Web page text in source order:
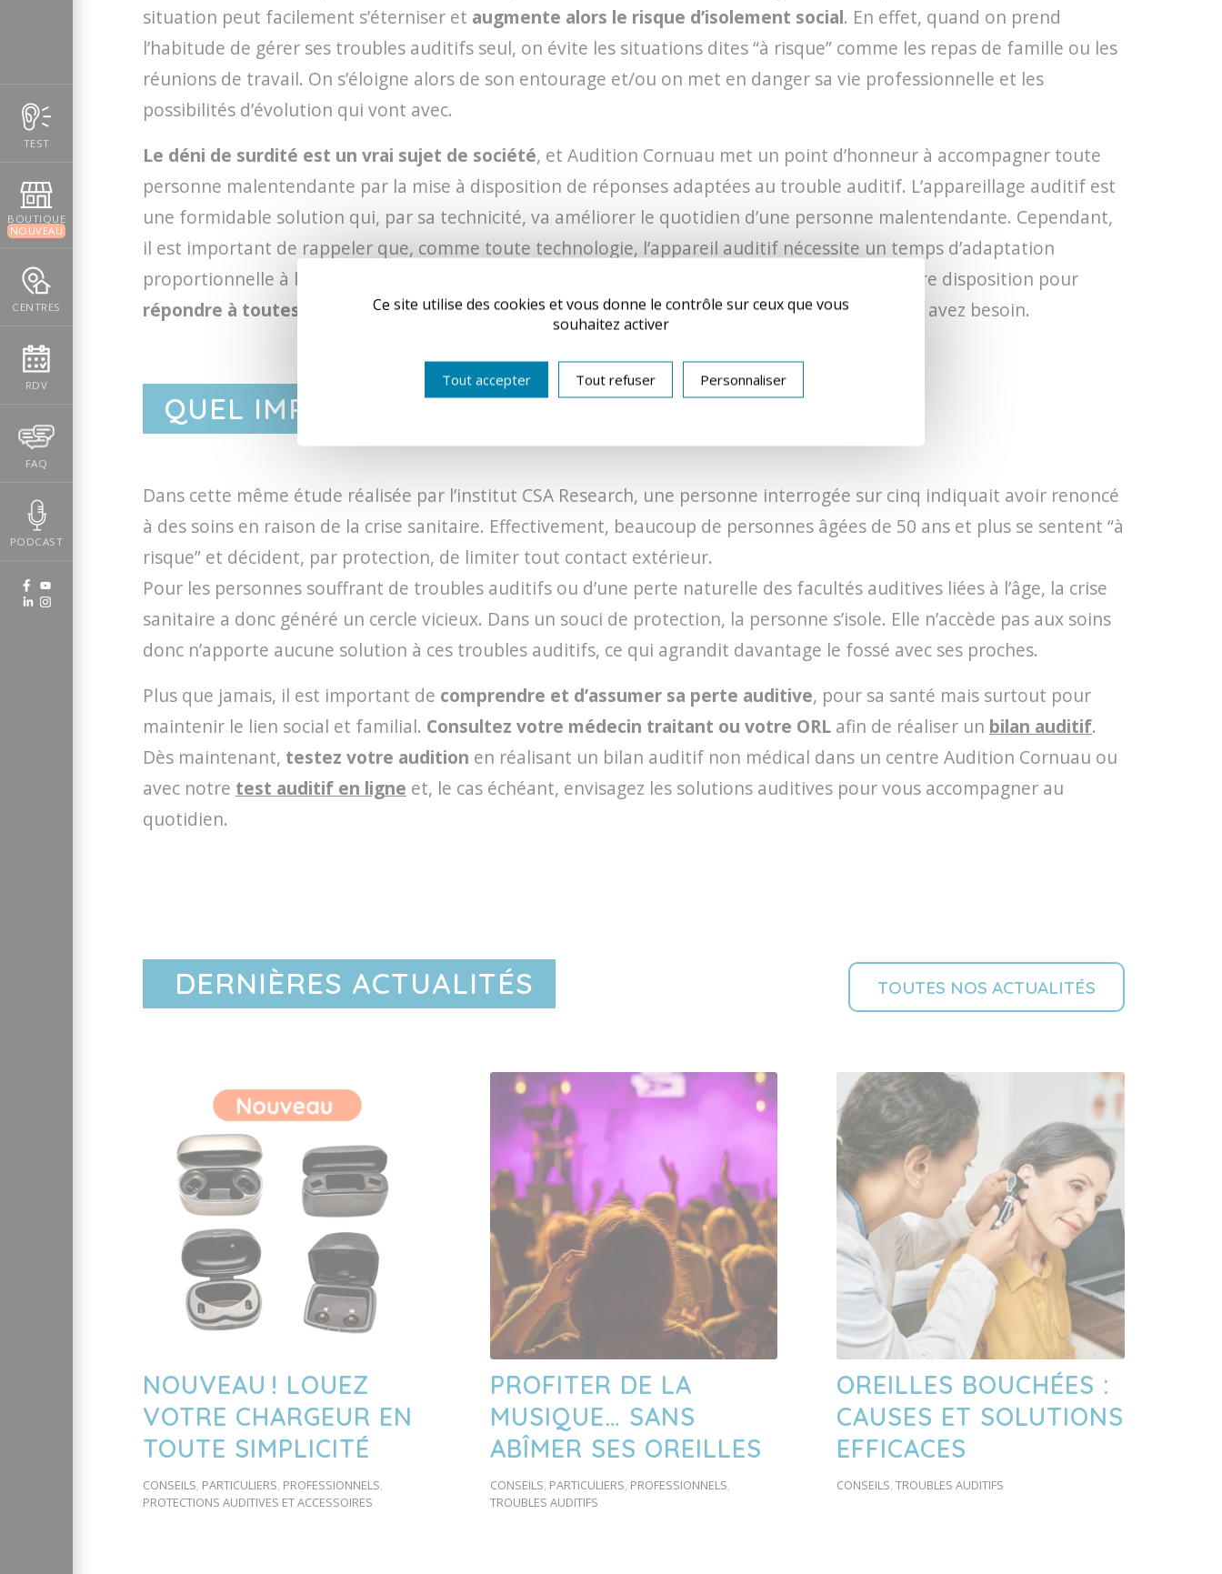
TEST
BOUTIQUE
NOUVEAU
CENTRES
RDV
FAQ
PODCAST
situation peut facilement s’éterniser et augmente alors le risque d’isolement social. En effet, quand on prend
l’habitude de gérer ses troubles auditifs seul, on évite les situations dites “à risque” comme les repas de famille ou les
réunions de travail. On s’éloigne alors de son entourage et/ou on met en danger sa vie professionnelle et les
possibilités d’évolution qui vont avec.
Le déni de surdité est un vrai sujet de société, et Audition Cornuau met un point d’honneur à accompagner toute
personne malentendante par la mise à disposition de réponses adaptées au trouble auditif. L’appareillage auditif est
une formidable solution qui, par sa technicité, va améliorer le quotidien d’une personne malentendante. Cependant,
il est important de rappeler que, comme toute technologie, l’appareil auditif nécessite un temps d’adaptation
proportionnelle à l’ancienneté de la perte auditive. Les équipes d’Audition Cornuau sont à votre disposition pour
répondre à toutes vos interrogations et vous apporter les conseilspersonnalisés dont vous avez besoin.
QUEL IMPACT LIÉ À LA CRISE SANITAIRE ?
Dans cette même étude réalisée par l’institut CSA Research, une personne interrogée sur cinq indiquait avoir renoncé
à des soins en raison de la crise sanitaire. Effectivement, beaucoup de personnes âgées de 50 ans et plus se sentent “à
risque” et décident, par protection, de limiter tout contact extérieur.
Pour les personnes souffrant de troubles auditifs ou d’une perte naturelle des facultés auditives liées à l’âge, la crise
sanitaire a donc généré un cercle vicieux. Dans un souci de protection, la personne s’isole. Elle n’accède pas aux soins
donc n’apporte aucune solution à ces troubles auditifs, ce qui agrandit davantage le fossé avec ses proches.
Plus que jamais, il est important de comprendre et d’assumer sa perte auditive, pour sa santé mais surtout pour
maintenir le lien social et familial. Consultez votre médecin traitant ou votre ORL afin de réaliser un bilan auditif.
Dès maintenant, testez votre audition en réalisant un bilan auditif non médical dans un centre Audition Cornuau ou
avec notre test auditif en ligne et, le cas échéant, envisagez les solutions auditives pour vous accompagner au
quotidien.
DERNIÈRES ACTUALITÉS TOUTES NOS ACTUALITÉS
NOUVEAU ! LOUEZ
VOTRE CHARGEUR EN
TOUTE SIMPLICITÉ
CONSEILS, PARTICULIERS, PROFESSIONNELS,
PROTECTIONS AUDITIVES ET ACCESSOIRES
PROFITER DE LA
MUSIQUE… SANS
ABÎMER SES OREILLES
CONSEILS, PARTICULIERS, PROFESSIONNELS,
TROUBLES AUDITIFS
OREILLES BOUCHÉES :
CAUSES ET SOLUTIONS
EFFICACES
CONSEILS,TROUBLES AUDITIFS
Ce site utilise des cookies et vous donne le contrôle sur ceux que vous
souhaitez activer
Tout accepter Tout refuser Personnaliser